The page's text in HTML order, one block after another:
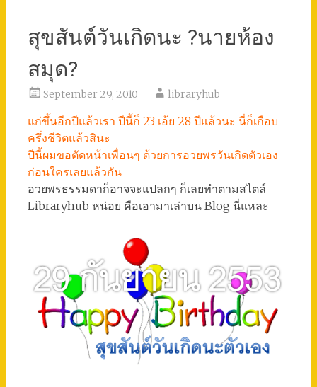
สุขสันต์วันเกิดนะ ?นายห้อง
สมุด?
September 29, 2010 libraryhub
แก่ขึ้นอีกปีแล้วเรา ปีนี้ก็ 23 เอ้ย 28 ปีแล้วนะ นี่ก็เกือบ
ครึ่งชีวิตแล้วสินะ
ปีนี้ผมขอตัดหน้าเพื่อนๆ ด้วยการอวยพรวันเกิดตัวเอง
ก่อนใครเลยแล้วกัน
อวยพรธรรมดาก็อาจจะแปลกๆ ก็เลยทำตามสไตล์
Libraryhub หน่อย คือเอามาเล่าบน Blog นี่แหละ